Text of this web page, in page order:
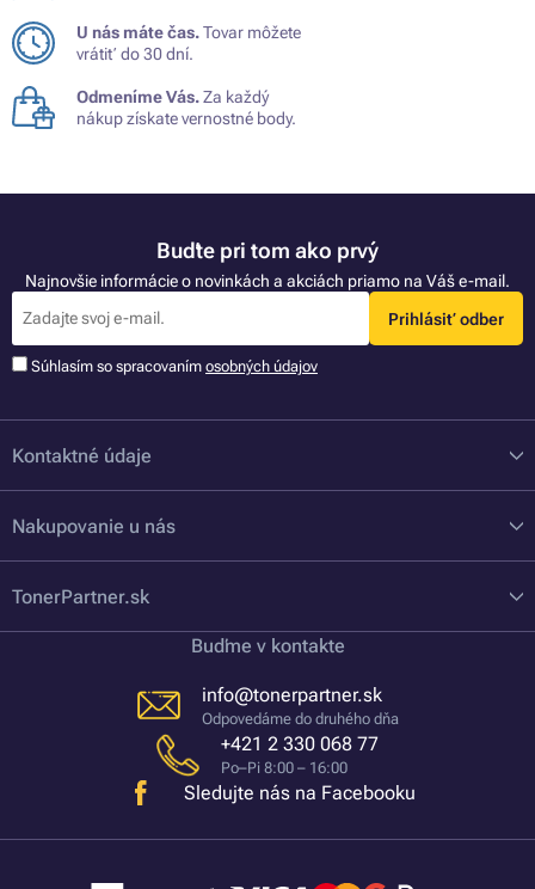
U nás máte čas.Tovar môžete
vrátiť do 30 dní.
Odmeníme Vás.Za každý
nákup získate vernostné body.
Buďte pri tom ako prvý
Najnovšie informácie o novinkách a akciách priamo na Váš e-mail.
Prihlásiť odber
Súhlasím so spracovaním osobných údajov
Kontaktné údaje
Nakupovanie u nás
TonerPartner.sk
Buďme v kontakte
info@tonerpartner.sk
Odpovedáme do druhého dňa
+421 2 330 068 77
Po–Pi 8:00 – 16:00
Sledujte nás na Facebooku